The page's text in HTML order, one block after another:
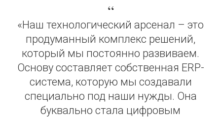
“
«Наш технологический арсенал – это
продуманный комплекс решений,
который мы постоянно развиваем.
Основу составляет собственная ERP-
система, которую мы создавали
специально под наши нужды. Она
буквально стала цифровым